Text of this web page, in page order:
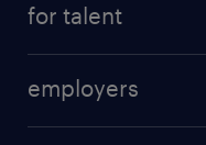
for talent
professional
employers